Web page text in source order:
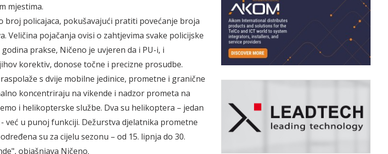
mjestima.
broj policajaca, pokušavajući pratiti povećanje broja
Veličina pojačanja ovisi o zahtjevima svake policijske
prakse, Ničeno je uvjeren da i PU-i, i
korektiv, donose točne i precizne prosudbe.
s dvije mobilne jedinice, prometne i granične
koncentriraju na vikende i nadzor prometa na
i helikopterske službe. Dva su helikoptera – jedan
već u punoj funkciji. Dežurstva djelatnika prometne
su za cijelu sezonu – od 15. lipnja do 30.
objašnjava Ničeno.